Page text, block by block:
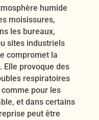
humide
moisissures,
les bureaux,
sites industriels
compromet la
Elle provoque des
respiratoires
pour les
et dans certains
peut être